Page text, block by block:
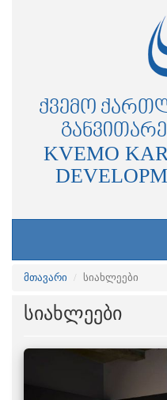
ᲥᲕᲔᲛᲝ
KVEMO
მთავარი სიახლეები
სიახლეები